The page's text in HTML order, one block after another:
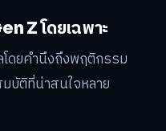
Z โดยเฉพาะ
ดยคำนึงถึงพฤติกรรม
บัติที่น่าสนใจหลาย